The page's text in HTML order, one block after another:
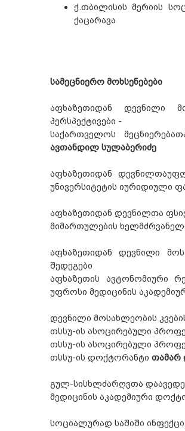
ქ.თბილისის მერიის
ქაცარავა
სამეცნიერო მოხსენებები
აფხაზეთიდან დევნილი
პერსპექტივები -
საქართველოს
ავთანდილ სულაბერიძე
აფხაზეთიდან
უნივერსიტეტის იურიდიული
აფხაზეთიდან დევნილთა
მიმართულების
აფხაზეთიდან დევნილი
შედეგები
აფხაზეთის ავტონომიური
უფროსი მედიცინის
დევნილი მოსახლეობის
თსსუ-ის ასოცირებული
თსსუ-ის ასოცირებული
თსსუ-ის დოქტორანტი თამარ
გულ-სისხლძარღვთა
მედიცინის აკადემიური
სოციალურად საშიში